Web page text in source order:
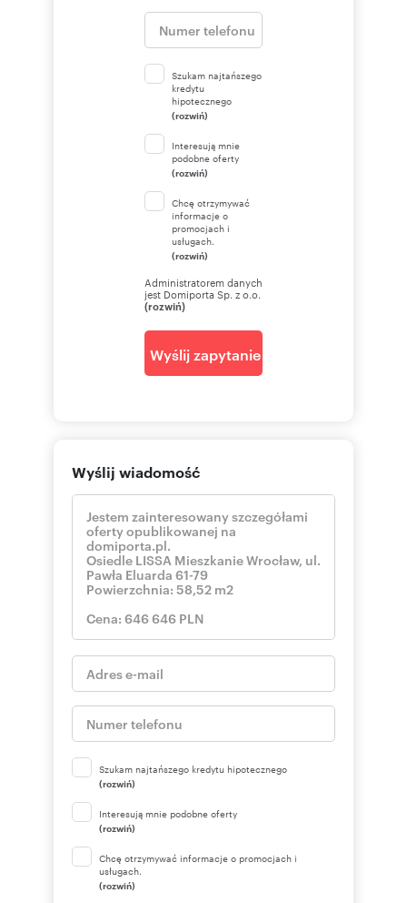
Szukam najtańszego
kredytu
hipotecznego
(rozwiń)
Interesują mnie
podobne oferty
(rozwiń)
Chcę otrzymywać
informacje o
promocjach i
usługach.
(rozwiń)
Administratorem danych
jest Domiporta Sp. z o.o.
(rozwiń)
Wyślij zapytanie
Wyślij wiadomość
Szukam najtańszego kredytu hipotecznego
(rozwiń)
Interesują mnie podobne oferty
(rozwiń)
Chcę otrzymywać informacje o promocjach i
usługach.
(rozwiń)